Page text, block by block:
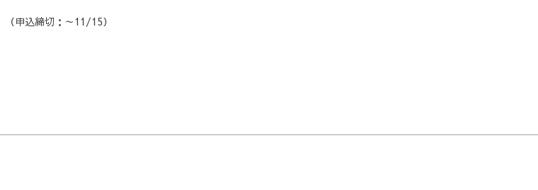
る
（申込締切：～11/15）